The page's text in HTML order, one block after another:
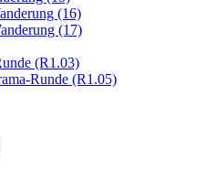
(16)
(17)
(R1.03)
Runde (R1.05)